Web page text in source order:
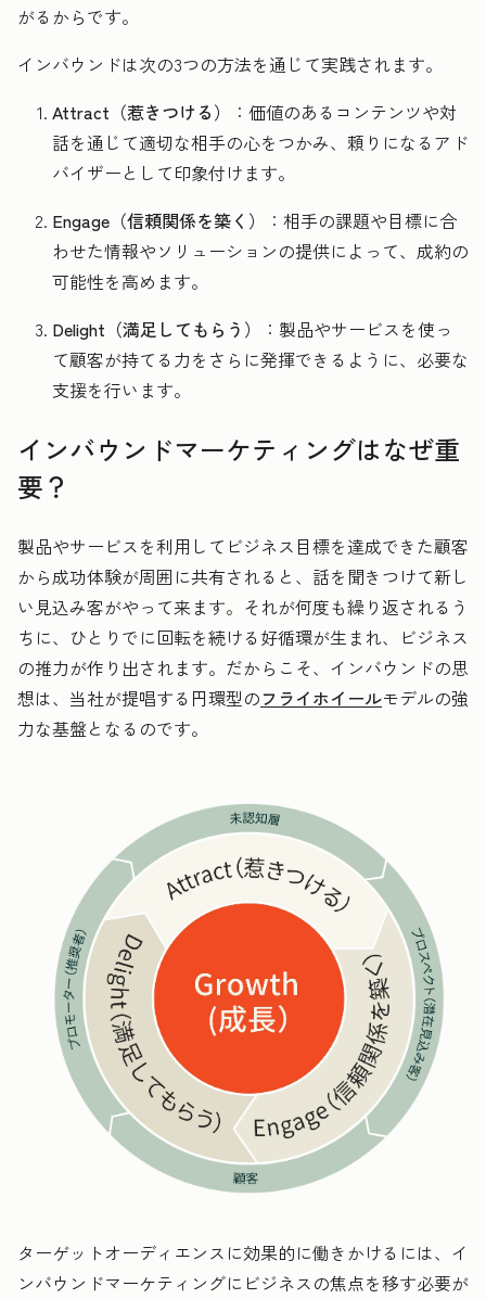
がるからです。
インバウンドは次の3つの方法を通じて実践されます。
Attract（惹きつける）
：価値のあるコンテンツや対
話を通じて適切な相手の心をつかみ、頼りになるアド
バイザーとして印象付けます。
Engage（信頼関係を築く）
：相手の課題や目標に合
わせた情報やソリューションの提供によって、成約の
可能性を高めます。
Delight（満足してもらう）
：製品やサービスを使っ
て顧客が持てる力をさらに発揮できるように、必要な
支援を行います。
インバウンドマーケティングはなぜ重
要？
製品やサービスを利用してビジネス目標を達成できた顧客
から成功体験が周囲に共有されると、話を聞きつけて新し
い見込み客がやって来ます。それが何度も繰り返されるう
ちに、ひとりでに回転を続ける好循環が生まれ、ビジネス
の推力が作り出されます。だからこそ、インバウンドの思
想は、当社が提唱する円環型のフライホイールモデルの強
力な基盤となるのです。
ターゲットオーディエンスに効果的に働きかけるには、イ
ンバウンドマーケティングにビジネスの焦点を移す必要が